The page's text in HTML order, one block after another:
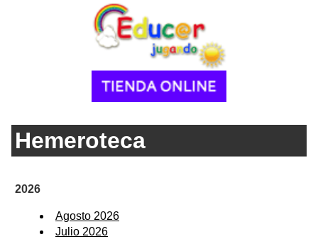
Hemeroteca
2026
Agosto 2026
Julio 2026